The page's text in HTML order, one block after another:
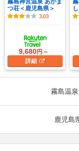
霧島神宮温泉 あかま
つ荘＜鹿児島県＞
3.03
9,680円～
詳細
霧島温
鹿児島